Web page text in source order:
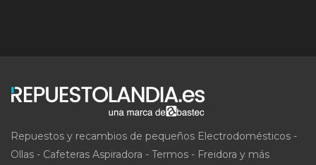
Repuestos y recambios de pequeños Electrodomésticos -
Ollas - Cafeteras Aspiradora - Termos - Freidora y más